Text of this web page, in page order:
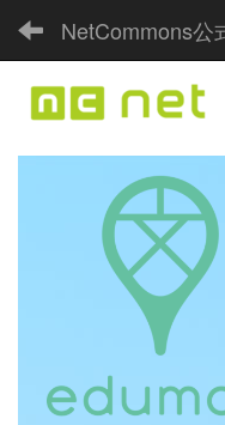
NetCommons公